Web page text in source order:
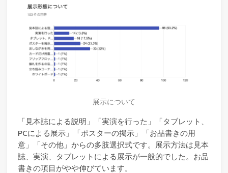
展示について
「見本誌による説明」「実演を行った」「タブレット、
PCによる展示」「ポスターの掲示」「お品書きの用
意」「その他」からの多肢選択式です。展示方法は見本
誌、実演、タブレットによる展示が一般的でした。お品
書きの項目がやや伸びています。